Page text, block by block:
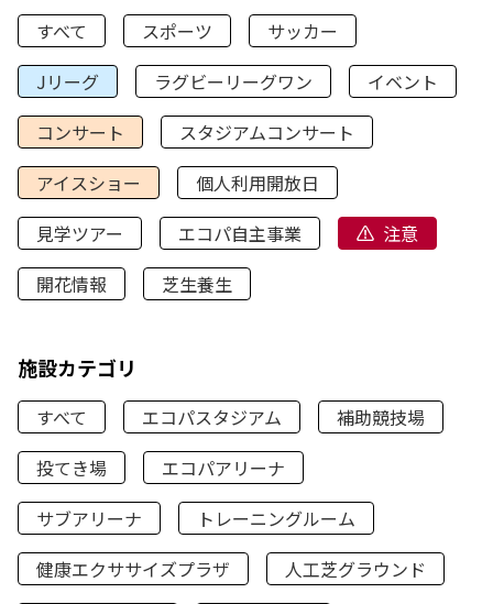
すべて スポーツ
サッカー
Jリーグ
ラグビーリーグワン
イベント
コンサート
スタジアムコンサート
アイスショー
個人利用開放日
見学ツアー
エコパ自主事業
注意
開花情報
芝生養生
施設カテゴリ
すべて エコパスタジアム
補助競技場
投てき場
エコパアリーナ
サブアリーナ
トレーニングルーム
健康エクササイズプラザ
人工芝グラウンド